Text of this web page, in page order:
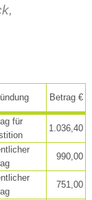
Betrag €
für
1.036,40
990,00
751,00